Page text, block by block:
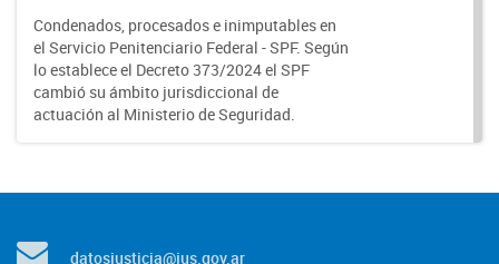
Condenados, procesados e inimputables en
el Servicio Penitenciario Federal - SPF. Según
lo establece el Decreto 373/2024 el SPF
cambió su ámbito jurisdiccional de
actuación al Ministerio de Seguridad.
datosjusticia@jus.gov.ar